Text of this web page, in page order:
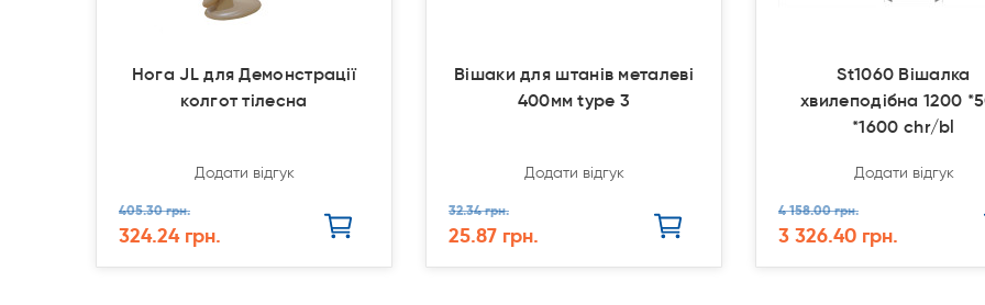
Нога JL для Демонстрації
колгот тілесна
Додати відгук
405.30 грн.
324.24 грн.
Вішаки для штанів металеві
400мм type 3
Додати відгук
32.34 грн.
25.87 грн.
St1060 Вішалка
хвилеподібна 1200
*1600 chr/bl
Додати відгук
4 158.00 грн.
3 326.40 грн.